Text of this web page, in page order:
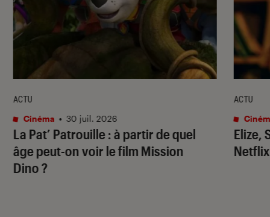
La Pat’ Patrouille: à partir de quel
âge peut-on voir le film Mission
Dino?
ACTU
Cinéma • 30 juil. 2026
Elize,
ACTU